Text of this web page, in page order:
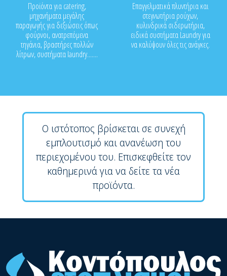
Προϊόντα για catering,
μηχανήματα μεγάλης
παραγωγής για δεξιώσεις όπως
φούρνοι, ανατρεπόμενα
τηγάνια, βραστήρες πολλών
λίτρων, συστήματα laundry.......
Επαγγελματικά πλυντήρια και
στεγνωτήρια ρούχων,
κυλινδρικά σιδερωτήρια,
ειδικά συστήματα Laundry για
να καλύψουν όλες τις ανάγκες.
Ο ιστότοπος βρίσκεται σε συνεχή
εμπλουτισμό και ανανέωση του
περιεχομένου του. Επισκεφθείτε τον
καθημερινά για να δείτε τα νέα
προϊόντα.